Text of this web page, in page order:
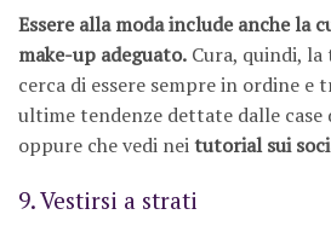
Essere alla moda include anche la
make-up adeguato. Cura, quindi,
cerca di essere sempre in ordine e
ultime tendenze dettate dalle case
oppure che vedi neitutorial sui
9. Vestirsi a strati